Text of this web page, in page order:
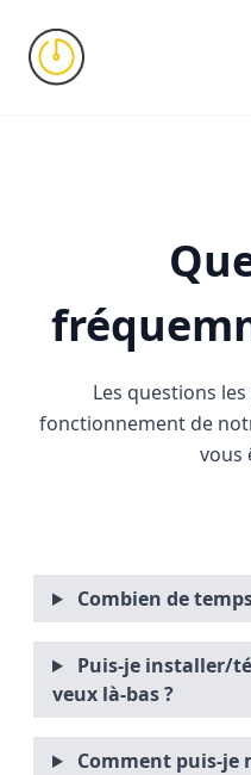
Les questions
fonctionnement de
vous
Combien de
Puis-je installer/
veux là-bas ?
Comment puis-je